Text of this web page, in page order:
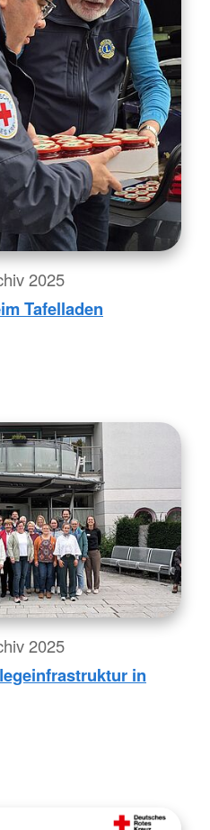
2025
Tafelladen
2025
in